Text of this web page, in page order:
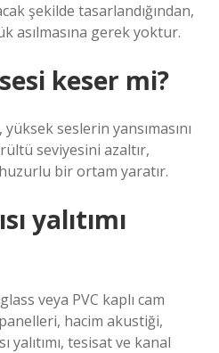
şekilde tasarlandığından,
asılmasına gerek yoktur.
keser mi?
yüksek seslerin yansımasını
seviyesini azaltır,
bir ortam yaratır.
yalıtımı
veya PVC kaplı cam
hacim akustiği,
yalıtımı, tesisat ve kanal